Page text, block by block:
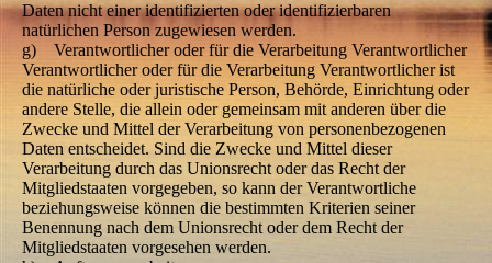
Daten nicht einer identifizierten oder identifizierbaren
natürlichen Person zugewiesen werden.
g) Verantwortlicher oder für die Verarbeitung Verantwortlicher
Verantwortlicher oder für die Verarbeitung Verantwortlicher ist
die natürliche oder juristische Person, Behörde, Einrichtung oder
andere Stelle, die allein oder gemeinsam mit anderen über die
Zwecke und Mittel der Verarbeitung von personenbezogenen
Daten entscheidet. Sind die Zwecke und Mittel dieser
Verarbeitung durch das Unionsrecht oder das Recht der
Mitgliedstaaten vorgegeben, so kann der Verantwortliche
beziehungsweise können die bestimmten Kriterien seiner
Benennung nach dem Unionsrecht oder dem Recht der
Mitgliedstaaten vorgesehen werden.